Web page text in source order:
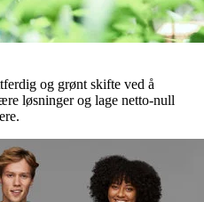
og grønt skifte ved å
løsninger og lage netto-null